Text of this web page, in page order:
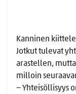
Kanninen
Jotkut tulevat
arastellen,
milloin
− Yhteisöllisyys